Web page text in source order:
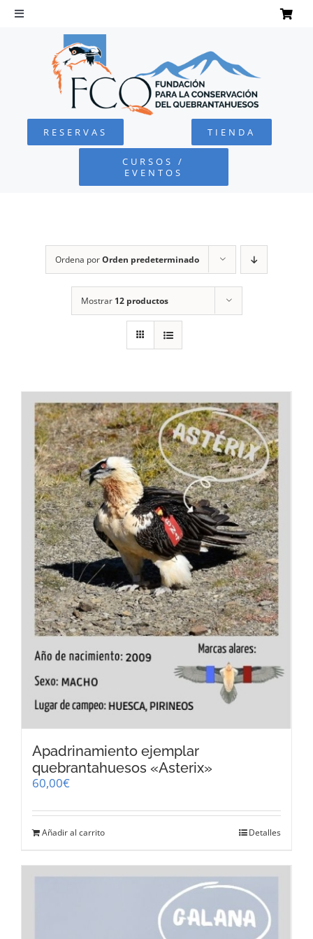
Saltar
Toggle
Navigation
QUEBRANTAHUESOS
FUNDACIÓN
CONTACTO
CARRITO
RESERVAS TIENDA
CURSOS /
EVENTOS
Ordena porOrden predeterminado
Mostrar 12 productos
Apadrinamiento ejemplar
quebrantahuesos «Asterix»
60,00€
Añadir al carrito Detalles